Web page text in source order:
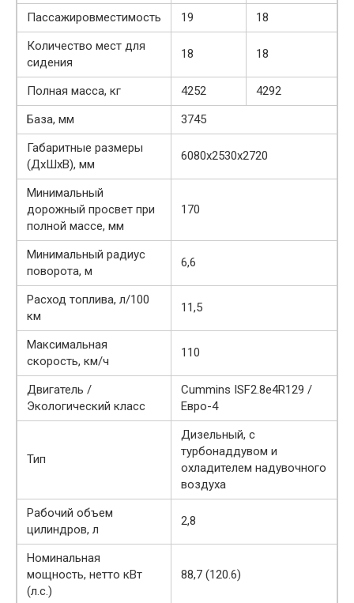
Пассажировместимость
19
18
Количество мест для
сидения
18 18
Полная масса, кг 4252
4292
База, мм
3745
Габаритные размеры
(ДхШхВ), мм
6080х2530х2720
Минимальный
дорожный просвет при
полной массе, мм
170
Минимальный радиус
поворота, м
6,6
Расход топлива, л/100
км
11,5
Максимальная
скорость, км/ч
110
Двигатель /
Экологический класс
Cummins ISF2.8e4R129 /
Евро-4
Тип
Дизельный, с
турбонаддувом и
охладителем надувочного
воздуха
Рабочий объем
цилиндров, л
2,8
Номинальная
мощность, нетто кВт
(л.с.)
88,7 (120.6)